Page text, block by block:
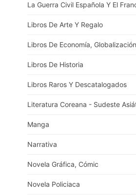
La Guerra Civil Española Y El
Libros De Arte Y Regalo
Libros De Economía,
Libros De Historia
Libros Raros Y Descatalogados
Literatura Coreana - Sudeste
Manga
Narrativa
Novela Gráfica, Cómic
Novela Policiaca